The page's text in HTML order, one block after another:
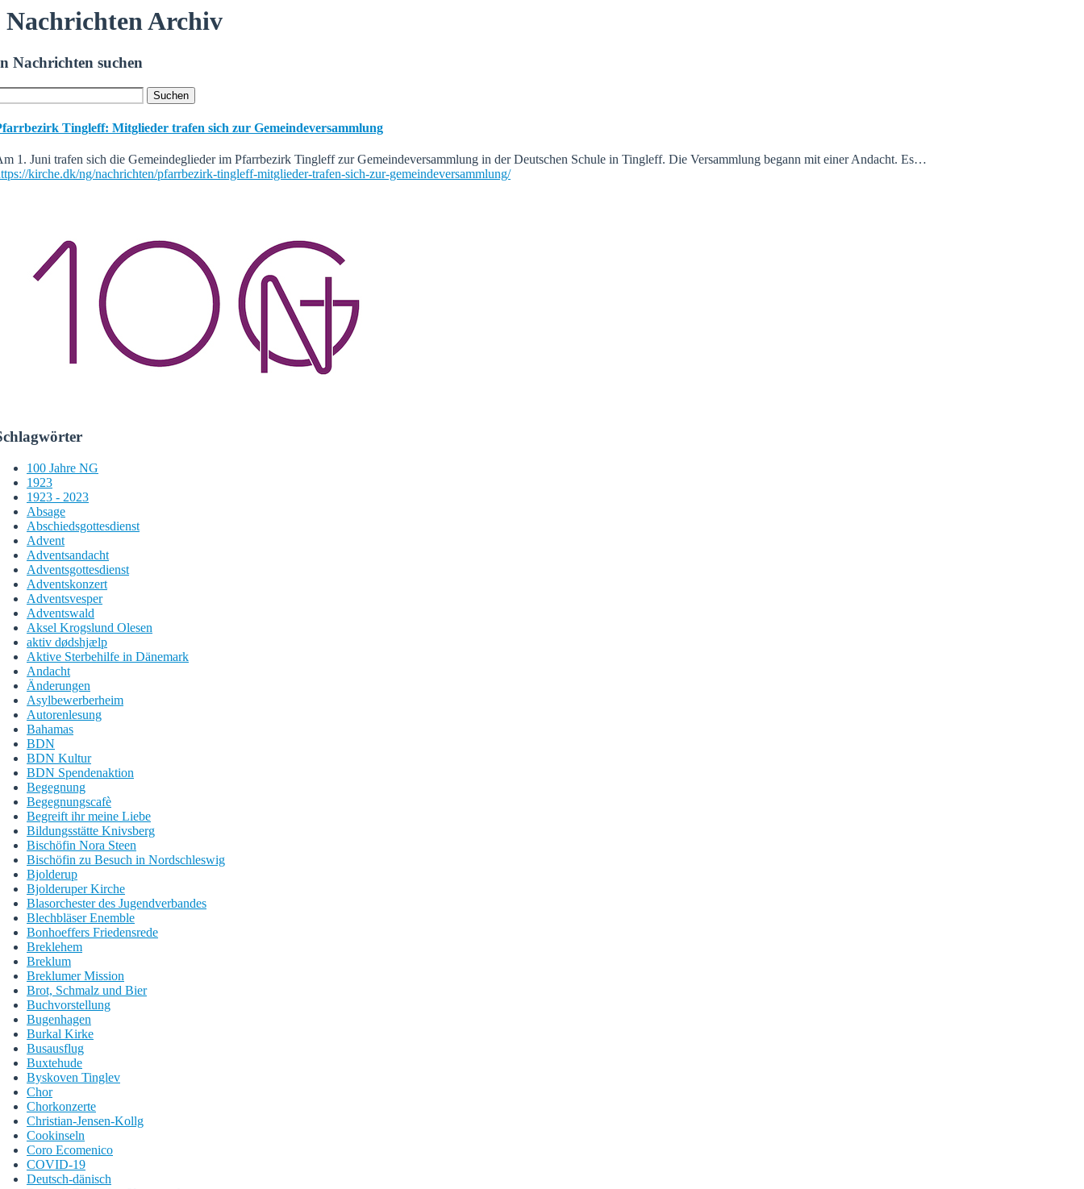
Nachrichten Archiv
Nachrichten suchen
Tingleff: Mitglieder trafen sich zur Gemeindeversammlung
1. Juni trafen sich die Gemeindeglieder im Pfarrbezirk Tingleff zur Gemeindeversammlung in der Deutschen Schule in Tingleff. Die Versammlung begann mit einer Andacht. Es…
kirche.dk/ng/nachrichten/pfarrbezirk-tingleff-mitglieder-trafen-sich-zur-gemeindeversammlung/
100 Jahre NG
1923
1923 - 2023
Absage
Abschiedsgottesdienst
Advent
Adventsandacht
Adventsgottesdienst
Adventskonzert
Adventsvesper
Adventswald
Aksel Krogslund Olesen
aktiv dødshjælp
Aktive Sterbehilfe in Dänemark
Andacht
Änderungen
Asylbewerberheim
Autorenlesung
Bahamas
BDN
BDN Kultur
BDN Spendenaktion
Begegnung
Begegnungscafè
Begreift ihr meine Liebe
Bildungsstätte Knivsberg
Bischöfin Nora Steen
Bischöfin zu Besuch in Nordschleswig
Bjolderup
Bjolderuper Kirche
Blasorchester des Jugendverbandes
Blechbläser Enemble
Bonhoeffers Friedensrede
Breklehem
Breklum
Breklumer Mission
Brot, Schmalz und Bier
Buchvorstellung
Bugenhagen
Burkal Kirke
Busausflug
Buxtehude
Byskoven Tinglev
Chor
Chorkonzerte
Christian-Jensen-Kollg
Cookinseln
Coro Ecomenico
COVID-19
Deutsch-dänisch